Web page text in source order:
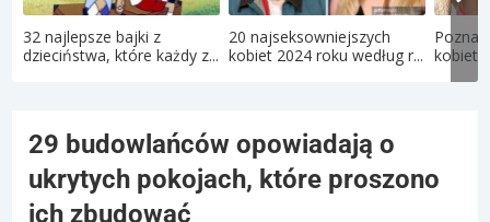
32 najlepsze bajki z
dzieciństwa, które każdy z...
20 najseksowniejszych
kobiet 2024 roku według r...
Poznaj
29 budowlańców opowiadają o
ukrytych pokojach, które proszono
ich zbudować